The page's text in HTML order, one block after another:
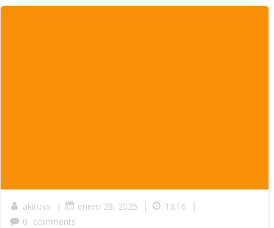
akiross | enero 28, 2025 | 13:16 |
0 comments